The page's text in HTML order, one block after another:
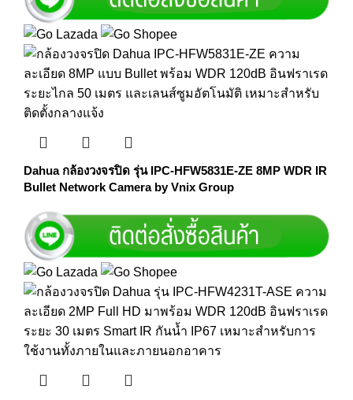
Dahua กล้องวงจรปิด รุ่น IPC-HFW5831E-ZE 8MP WDR IR
Bullet Network Camera by Vnix Group